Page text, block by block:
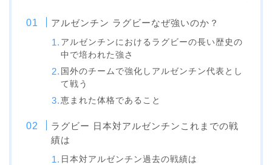
アルゼンチン ラグビーなぜ強いのか？
アルゼンチンにおけるラグビーの長い歴史の
中で培われた強さ
国外のチームで強化しアルゼンチン代表とし
て戦う
恵まれた体格であること
ラグビー 日本対アルゼンチンこれまでの戦
績は
日本対アルゼンチン過去の戦績は